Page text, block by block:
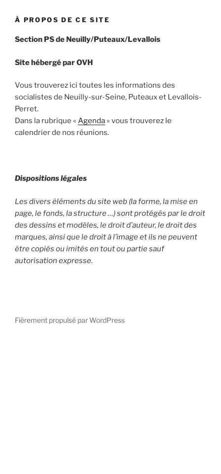
À PROPOS DE CE SITE
Section PS de Neuilly/Puteaux/Levallois
Site hébergé par OVH
Vous trouverez ici toutes les informations des
socialistes de Neuilly-sur-Seine, Puteaux et Levallois-
Perret.
Dans la rubrique « Agenda » vous trouverez le
calendrier de nos réunions.
Dispositions légales
Les divers éléments du site web (la forme, la mise en
page, le fonds, la structure …) sont protégés par le droit
des dessins et modèles, le droit d’auteur, le droit des
marques, ainsi que le droit à l’image et ils ne peuvent
être copiés ou imités en tout ou partie sauf
autorisation expresse.
Fièrement propulsé par WordPress